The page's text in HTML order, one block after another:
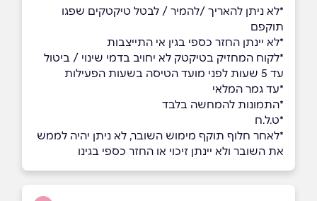
*לא ניתן להאריך /להמיר / לבטל טיקטקים שפגו
תוקפם
*לא יינתן החזר כספי בגין אי התייצבות
*לקוח המחזיק בטיקטק לא יחויב בדמי שינוי / ביטול
עד 5 שעות לפני מועד הטיסה בשעות הפעילות
*עד גמר המלאי
*התמונות להמחשה בלבד
*ט.ל.ח
*לאחר חלוף תוקף מימוש השובר, לא ניתן יהיה לממש
את השובר ולא יינתן זיכוי או החזר כספי בגינו